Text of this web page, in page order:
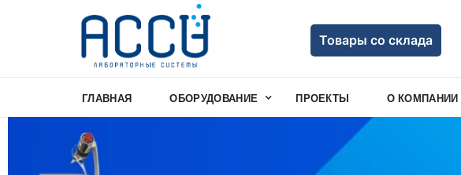
Товары со склада
ГЛАВНАЯ ОБОРУДОВАНИЕ ПРОЕКТЫ О КОМПАНИИ